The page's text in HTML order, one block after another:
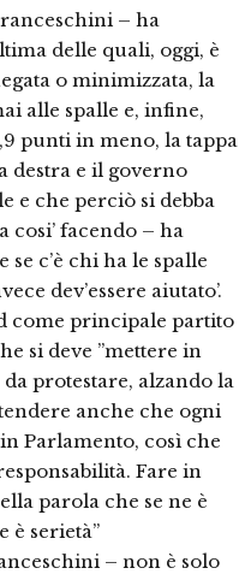
– ha
delle quali, oggi, è
o minimizzata, la
alle spalle e, infine,
punti in meno, la tappa
destra e il governo
e che perciò si debba
cosi’ facendo – ha
c’è chi ha le spalle
dev’essere aiutato’.
come principale partito
si deve ”mettere in
protestare, alzando la
anche che ogni
Parlamento, così che
Fare in
parola che se ne è
è serietà”
– non è solo